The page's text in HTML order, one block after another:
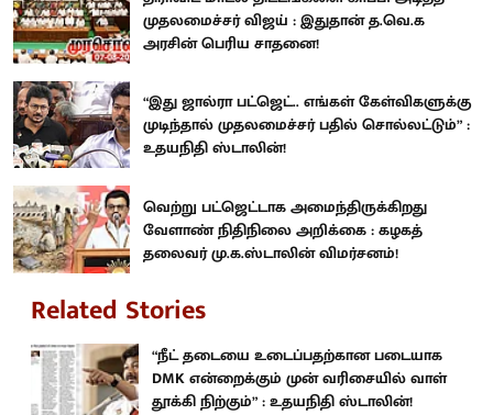
முதலமைச்சர் விஜய் : இதுதான் த.வெ.க
அரசின் பெரிய சாதனை!
“இது ஜால்ரா பட்ஜெட்.. எங்கள் கேள்விகளுக்கு
முடிந்தால் முதலமைச்சர் பதில் சொல்லட்டும்” :
உதயநிதி ஸ்டாலின்!
வெற்று பட்ஜெட்டாக அமைந்திருக்கிறது
வேளாண் நிதிநிலை அறிக்கை : கழகத்
தலைவர் மு.க.ஸ்டாலின் விமர்சனம்!
Related Stories
“நீட் தடையை உடைப்பதற்கான படையாக
DMK என்றைக்கும் முன் வரிசையில் வாள்
தூக்கி நிற்கும்” : உதயநிதி ஸ்டாலின்!